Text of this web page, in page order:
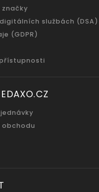
službách (DSA)
(GDPR)
obchodu